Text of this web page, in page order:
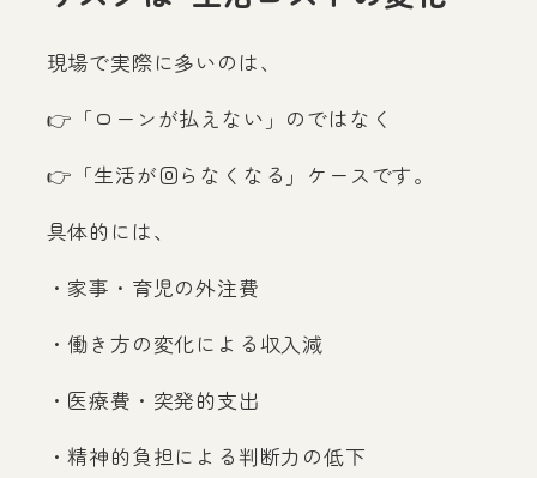
現場で実際に多いのは、
👉「ローンが払えない」のではなく
👉「生活が回らなくなる」ケースです。
具体的には、
・家事・育児の外注費
・働き方の変化による収入減
・医療費・突発的支出
・精神的負担による判断力の低下